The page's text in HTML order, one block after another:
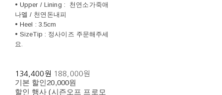
• Upper / Lining : 천연소가죽애
나멜 / 천연돈내피
• Heel : 3.5cm
• SizeTip : 정사이즈 주문해주세
요.
134,400원 188,000원
기본 할인20,000원
할인 행사 (시즌오프 프로모